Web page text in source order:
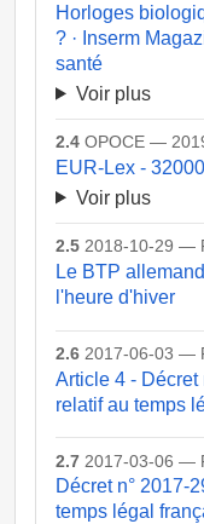
Horloges
? · Inserm
santé
Voir plus
2.4 OPOCE —
EUR-Lex -
Voir plus
2.5 2018-10-29 —
Le BTP
l'heure d'hiver
2.6 2017-06-03 —
Article 4 - Décret
relatif au temps
2.7 2017-03-06 —
Décret n° 2017-
temps légal